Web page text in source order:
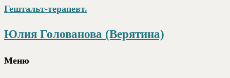
Гештальт-терапевт.
Юлия Голованова (Верятина)
Меню